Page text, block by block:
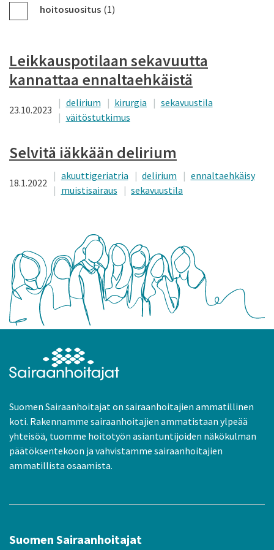
hoitosuositus (1)
Leikkauspotilaan sekavuutta
kannattaa ennaltaehkäistä
23.10.2023
delirium kirurgia
sekavuustila
väitöstutkimus
Selvitä iäkkään delirium
18.1.2022
akuuttigeriatria delirium
ennaltaehkäisy
muistisairaus
sekavuustila
Suomen Sairaanhoitajat on sairaanhoitajien ammatillinen
koti. Rakennamme sairaanhoitajien ammatistaan ylpeää
yhteisöä, tuomme hoitotyön asiantuntijoiden näkökulman
päätöksentekoon ja vahvistamme sairaanhoitajien
ammatillista osaamista.
Suomen Sairaanhoitajat